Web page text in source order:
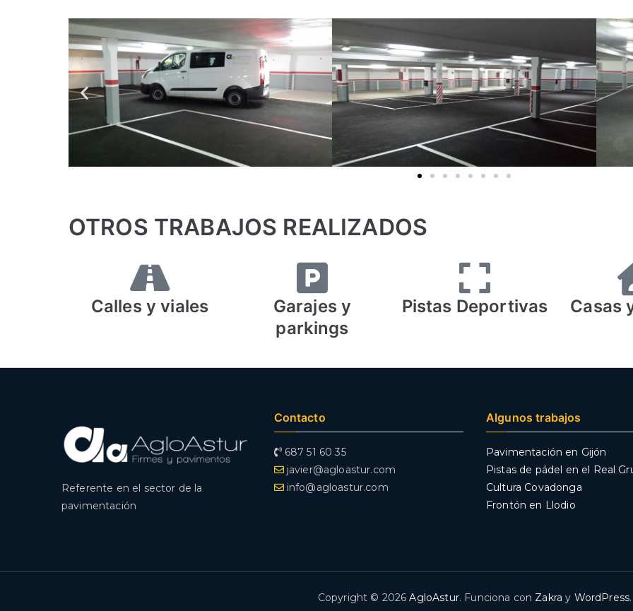
OTROS TRABAJOS REALIZADOS
Calles y viales
Garajes y
parkings
Pistas Deportivas Casas
Referente en el sector de la
pavimentación
Contacto
687 51 60 35
javier@agloastur.com
info@agloastur.com
Algunos trabajos
Pavimentación en Gijón
Pistas de pádel en el Real
Cultura Covadonga
Frontón en Llodio
Copyright © 2026AgloAstur. Funciona con Zakra y WordPress.